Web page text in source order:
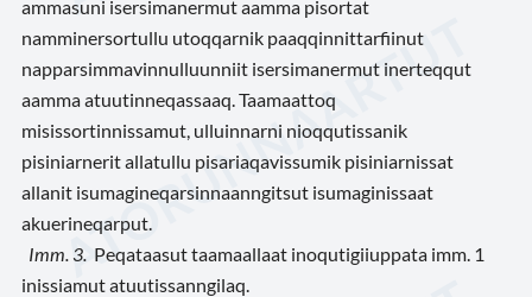
ammasuni isersimanermut aamma pisortat
namminersortullu utoqqarnik paaqqinnittarfiinut
napparsimmavinnulluunniit isersimanermut inerteqqut
aamma atuutinneqassaaq. Taamaattoq
misissortinnissamut, ulluinnarni nioqqutissanik
pisiniarnerit allatullu pisariaqavissumik pisiniarnissat
allanit isumagineqarsinnaanngitsut isumaginissaat
akuerineqarput.
Imm. 3. Peqataasut taamaallaat inoqutigiiuppata imm. 1
inissiamut atuutissanngilaq.